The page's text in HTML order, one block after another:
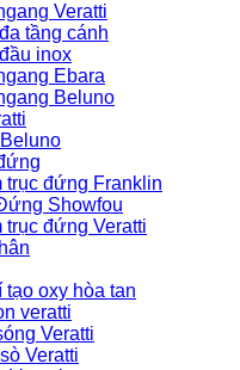
Veratti
tầng cánh
inox
Ebara
Beluno
trục đứng Franklin
Showfou
trục đứng Veratti
tạo oxy hòa tan
veratti
Veratti
Veratti